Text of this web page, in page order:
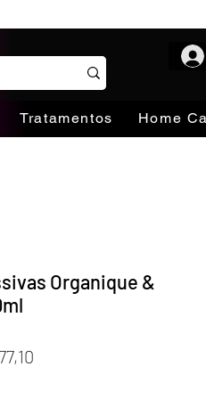
Tratamentos Home
Organique &